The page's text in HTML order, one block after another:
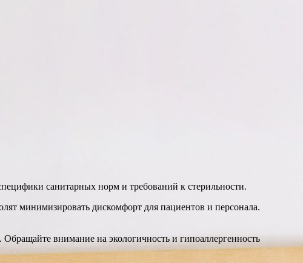
санитарных норм и требований к стерильности.
минимизировать дискомфорт для пациентов и персонала.
внимание на экологичность и гипоаллергенность